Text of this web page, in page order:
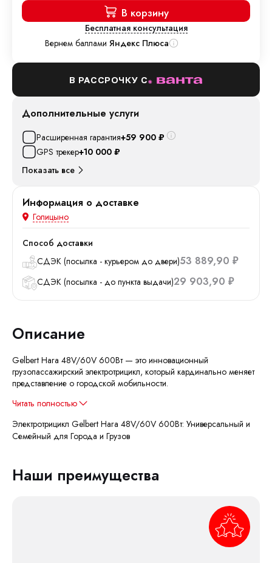
В корзину
Бесплатная консультация
Вернем баллами Яндекс Плюса
В РАССРОЧКУ С
Дополнительные услуги
Расширенная гарантия+59 900 ₽
GPS трекер+10 000 ₽
Показать все
Информация о доставке
Голицыно
Способ доставки
СДЭК (посылка - курьером до двери)53 889,90 ₽
СДЭК (посылка - до пункта выдачи)29 903,90 ₽
Описание
Gelbert Hara 48V/60V 600Вт — это инновационный
грузопассажирский электротрицикл, который кардинально меняет
представление о городской мобильности.
Читать полностью
Электротрицикл Gelbert Hara 48V/60V 600Вт: Универсальный и
Семейный для Города и Грузов
Наши преимущества